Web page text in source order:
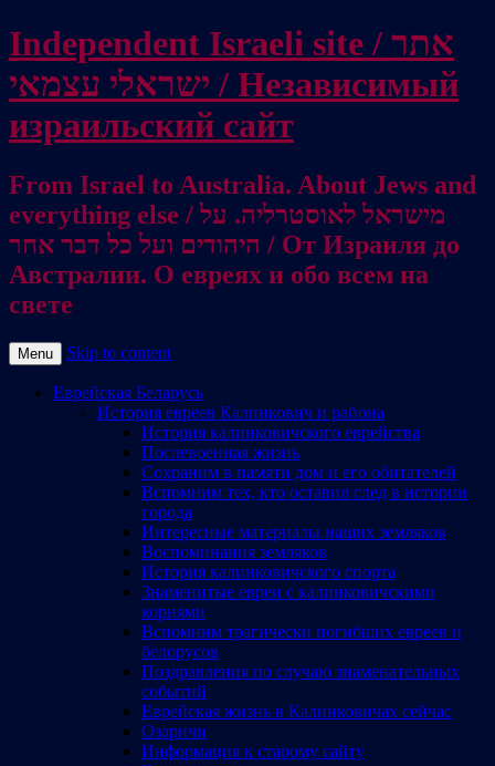
Independent Israeli site / אתר
ישראלי עצמאי / Независимый
израильский сайт
From Israel to Australia. About Jews and
everything else / מישראל לאוסטרליה. על
היהודים ועל כל דבר אחר / От Израиля до
Австралии. О евреях и обо всем на
свете
Menu Skip to content
Еврейская Беларусь
История евреев Калинкович и района
История калинковичского еврейства
Послевоенная жизнь
Сохраним в памяти дом и его обитателей
Вспомним тех, кто оставил след в истории
города
Интересные материалы наших земляков
Воспоминания земляков
История калинковичского спорта
Знаменитые евреи с калинковичскими
корнями
Вспомним трагически погибших евреев и
белорусов
Поздравления по случаю знаменательных
событий
Еврейская жизнь в Калинковичах сейчас
Озаричи
Информация к старому сайту